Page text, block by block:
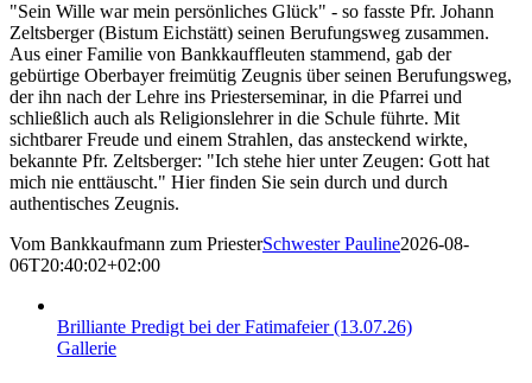
"Sein Wille war mein persönliches Glück" - so fasste Pfr. Johann
Zeltsberger (Bistum Eichstätt) seinen Berufungsweg zusammen.
Aus einer Familie von Bankkauffleuten stammend, gab der
gebürtige Oberbayer freimütig Zeugnis über seinen Berufungsweg,
der ihn nach der Lehre ins Priesterseminar, in die Pfarrei und
schließlich auch als Religionslehrer in die Schule führte. Mit
sichtbarer Freude und einem Strahlen, das ansteckend wirkte,
bekannte Pfr. Zeltsberger: "Ich stehe hier unter Zeugen: Gott hat
mich nie enttäuscht." Hier finden Sie sein durch und durch
authentisches Zeugnis.
Vom Bankkaufmann zum PriesterSchwester Pauline2026-08-
06T20:40:02+02:00
Brilliante Predigt bei der Fatimafeier (13.07.26)
Gallerie